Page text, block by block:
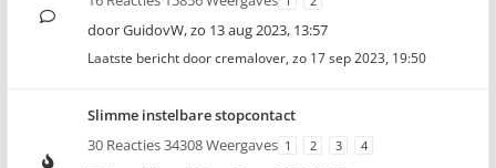
doorGuidovW,zo 13 aug 2023, 13:57
Laatste bericht doorcremalover, zo 17 sep 2023, 19:50
Slimme instelbare stopcontact
30 Reacties 34308 Weergaves 1 2 3 4